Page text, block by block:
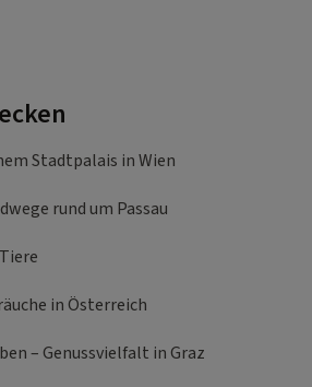
Stadtpalais in Wien
rund um Passau
in Österreich
– Genussvielfalt in Graz